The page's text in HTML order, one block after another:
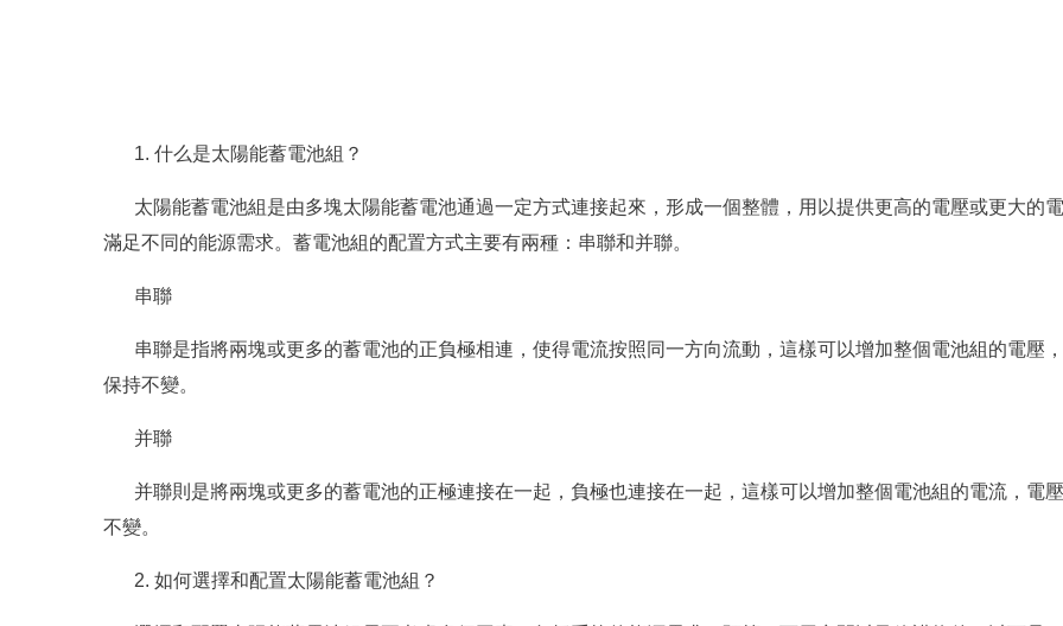
1. 什么是太陽能蓄電池組？
太陽能蓄電池組是由多塊太陽能蓄電池通過一定方式連接起來，形成一個整體，用以提供更高的電壓或更大的
滿足不同的能源需求。蓄電池組的配置方式主要有兩種：串聯和并聯。
串聯
串聯是指將兩塊或更多的蓄電池的正負極相連，使得電流按照同一方向流動，這樣可以增加整個電池組的電壓
保持不變。
并聯
并聯則是將兩塊或更多的蓄電池的正極連接在一起，負極也連接在一起，這樣可以增加整個電池組的電流，電
不變。
2. 如何選擇和配置太陽能蓄電池組？